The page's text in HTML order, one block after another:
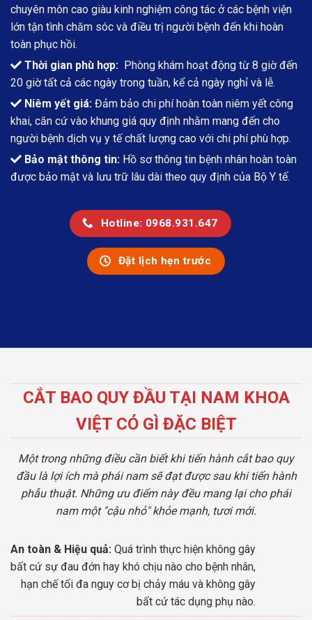
chuyên môn cao giàu kinh nghiệm công tác ở các bệnh viện
lớn tận tình chăm sóc và điều trị người bệnh đến khi hoàn
toàn phục hồi.
Thời gian phù hợp: Phòng khám hoạt động từ 8 giờ đến
20 giờ tất cả các ngày trong tuần, kể cả ngày nghỉ và lễ.
Niêm yết giá: Đảm bảo chi phí hoàn toàn niêm yết công
khai, căn cứ vào khung giá quy định nhằm mang đến cho
người bệnh dịch vụ y tế chất lượng cao với chi phí phù hợp.
Bảo mật thông tin: Hồ sơ thông tin bệnh nhân hoàn toàn
được bảo mật và lưu trữ lâu dài theo quy định của Bộ Y tế.
Hotline: 0968.931.647
Đặt lịch hẹn trước
CẮT BAO QUY ĐẦU TẠI NAM KHOA
VIỆT CÓ GÌ ĐẶC BIỆT
Một trong những điều cần biết khi tiến hành cắt bao quy
đầu là lợi ích mà phái nam sẽ đạt được sau khi tiến hành
phẫu thuật. Những ưu điểm này đều mang lại cho phái
nam một "cậu nhỏ" khỏe mạnh, tươi mới.
An toàn & Hiệu quả: Quá trình thực hiện không gây
bất cứ sự đau đớn hay khó chịu nào cho bệnh nhân,
hạn chế tối đa nguy cơ bị chảy máu và không gây
bất cứ tác dụng phụ nào.